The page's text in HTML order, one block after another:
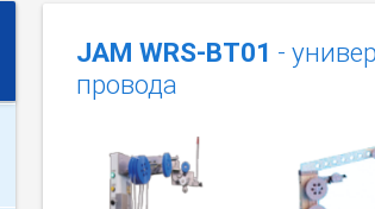
JAM WRS-BT01 -
провода